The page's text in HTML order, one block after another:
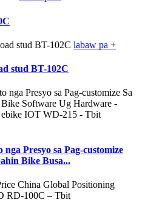
labaw pa +
stud BT-102C
Presyo sa Pag-customize
Bike Busa...